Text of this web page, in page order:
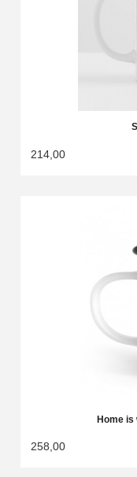
214,00
Home is
258,00